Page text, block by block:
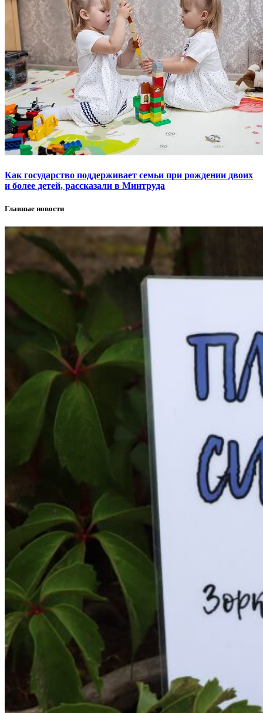
Как государство поддерживает семьи при рождении двоих
и более детей, рассказали в Минтруда
Главные новости